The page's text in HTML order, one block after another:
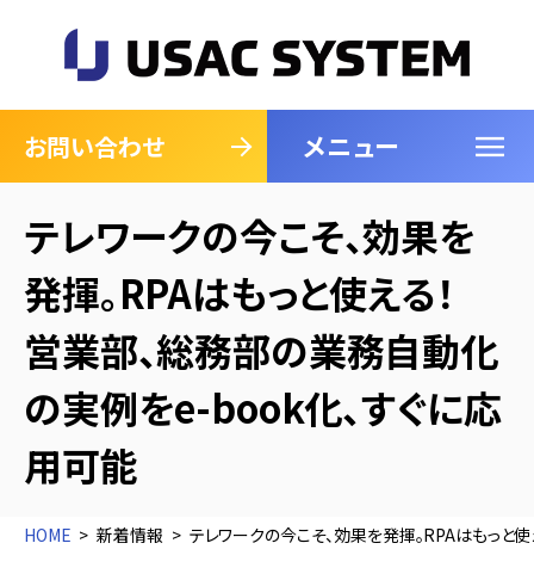
お問い合わせ メニュー
閉じる
テレワークの今こそ、効果を
発揮。RPAはもっと使える！
営業部、総務部の業務自動化
の実例をe-book化、すぐに応
用可能
HOME 新着情報 テレワークの今こそ、効果を発揮。RPAはもっ